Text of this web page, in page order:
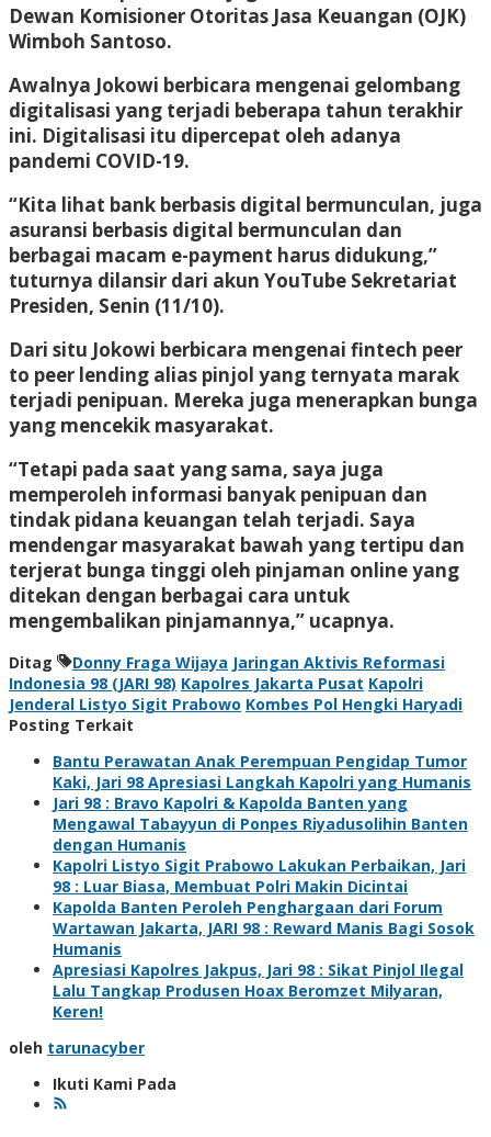
Dewan Komisioner Otoritas Jasa Keuangan (OJK)
Wimboh Santoso.
Awalnya Jokowi berbicara mengenai gelombang
digitalisasi yang terjadi beberapa tahun terakhir
ini. Digitalisasi itu dipercepat oleh adanya
pandemi COVID-19.
“Kita lihat bank berbasis digital bermunculan, juga
asuransi berbasis digital bermunculan dan
berbagai macam e-payment harus didukung,”
tuturnya dilansir dari akun YouTube Sekretariat
Presiden, Senin (11/10).
Dari situ Jokowi berbicara mengenai fintech peer
to peer lending alias pinjol yang ternyata marak
terjadi penipuan. Mereka juga menerapkan bunga
yang mencekik masyarakat.
“Tetapi pada saat yang sama, saya juga
memperoleh informasi banyak penipuan dan
tindak pidana keuangan telah terjadi. Saya
mendengar masyarakat bawah yang tertipu dan
terjerat bunga tinggi oleh pinjaman online yang
ditekan dengan berbagai cara untuk
mengembalikan pinjamannya,” ucapnya.
Ditag Donny Fraga Wijaya Jaringan Aktivis Reformasi
Indonesia 98 (JARI 98) Kapolres Jakarta Pusat Kapolri
Jenderal Listyo Sigit Prabowo Kombes Pol Hengki Haryadi
Posting Terkait
Bantu Perawatan Anak Perempuan Pengidap Tumor
Kaki, Jari 98 Apresiasi Langkah Kapolri yang Humanis
Jari 98 : Bravo Kapolri & Kapolda Banten yang
Mengawal Tabayyun di Ponpes Riyadusolihin Banten
dengan Humanis
Kapolri Listyo Sigit Prabowo Lakukan Perbaikan, Jari
98 : Luar Biasa, Membuat Polri Makin Dicintai
Kapolda Banten Peroleh Penghargaan dari Forum
Wartawan Jakarta, JARI 98 : Reward Manis Bagi Sosok
Humanis
Apresiasi Kapolres Jakpus, Jari 98 : Sikat Pinjol Ilegal
Lalu Tangkap Produsen Hoax Beromzet Milyaran,
Keren!
oleh tarunacyber
Ikuti Kami Pada